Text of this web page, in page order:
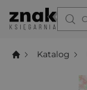
Katalog